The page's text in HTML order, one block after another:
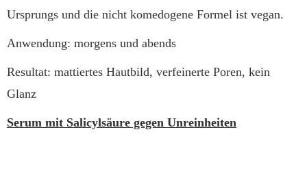
Ursprungs und die nicht komedogene Formel ist vegan.
Anwendung: morgens und abends
Resultat: mattiertes Hautbild, verfeinerte Poren, kein
Glanz
Serum mit Salicylsäure gegen Unreinheiten